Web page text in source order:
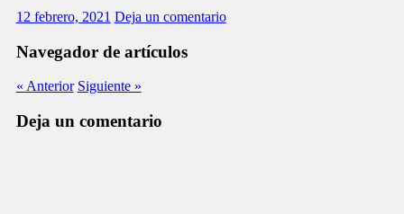
12 febrero, 2021 Deja un comentario
Navegador de artículos
« Anterior Siguiente »
Deja un comentario